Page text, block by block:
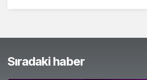
Sıradaki haber